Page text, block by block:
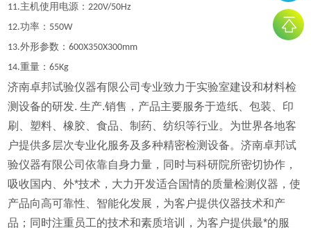
11.主机使用电源：220V/50Hz
12.功率： 550W
13.外形参数：600X350X300mm
14.重量：65Kg
济南卓邦试验仪器有限公司专业致力于实验室建设和材料检
测设备的研发. 生产.销售，产品主要服务于造纸、包装、印
刷、塑料、橡胶、食品、制药、纺织等行业。为世界各地客
户提供多层次专业化服务及多种精密检测设备。济南卓邦试
验仪器有限公司依靠自身力量，同时与科研院所密切协作，
吸收国内、外*技术，大力开发适合国情的质量检测仪器，使
产品向高可靠性、智能化发展，为客户提供仪器技术和产
品；同时注重员工的技术和素质培训，为客户提供最*的服